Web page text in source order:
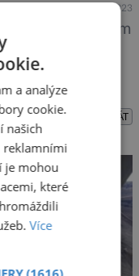
12.6.2023
hrobka. V jejím
hlasy templářů
svatý
11
a
Místo
prapodivnými
[…]
PŘEHRÁT
a analýze
cookie.
našich
reklamními
je mohou
které
Více